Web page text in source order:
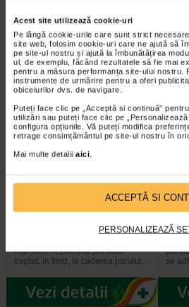
Acest site utilizează cookie-uri
Pe lângă cookie-urile care sunt strict
site web, folosim cookie-uri care ne ajută să
pe site-ul nostru și ajută la îmbunătățirea
ul, de exemplu, făcând rezultatele să fie mai
pentru a măsura performanța site-ului nostru.
instrumente de urmărire pentru a oferi
obiceiurilor dvs. de navigare.
Puteți face clic pe „Acceptă si continuă”
utilizări sau puteți face clic pe
configura opțiunile. Vă puteți modifica
retrage consimțământul pe site-ul nostru în
Mai multe detalii aici.
ACCEPTĂ SI
PERSONALIZEAZĂ
formule fortificate infuzate cu
biotina si promoveaza cresterea…
-40% Preț întreg: 60,10 Lei
GH3 Derma + Sampon
anticadere, 200 ml…
ingrijirea nepotrivita pot duce
treptat, in timp, la caderea parului…
se